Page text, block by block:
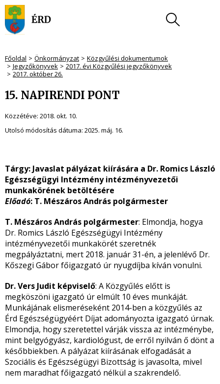
Főoldal Önkormányzat
Közgyűlési dokumentumok
Jegyzőkönyvek
2017. évi Közgyűlési jegyzőkönyvek
2017. október 26.
15. NAPIRENDI PONT
Közzétéve: 2018. okt. 10.
Utolsó módosítás dátuma: 2025. máj. 16.
Tárgy: Javaslat pályázat kiírására a Dr. Romics László
Egészségügyi Intézmény intézményvezetői
munkakörének betöltésére
Előadó: T. Mészáros András polgármester
T. Mészáros András polgármester: Elmondja, hogya
Dr. Romics László Egészségügyi Intézmény
intézményvezetői munkakörét szeretnék
megpályáztatni, mert 2018. január 31-én, a jelenlévő Dr.
Kőszegi Gábor főigazgató úr nyugdíjba kíván vonulni.
Dr. Vers Judit képviselő: A Közgyűlés előtt is
megköszöni igazgató úr elmúlt 10 éves munkáját.
Munkájának elismeréseként 2014-ben a közgyűlés az
Érd Egészségügyéért Díjat adományozta igazgató úrnak.
Elmondja, hogy szeretettel várják vissza az intézménybe,
mint belgyógyász, kardiológust, de erről nyilván ő dönt a
későbbiekben. A pályázat kiírásának elfogadását a
Szociális és Egészségügyi Bizottság is javasolta, mivel
nem maradhat főigazgató nélkül a szakrendelő.